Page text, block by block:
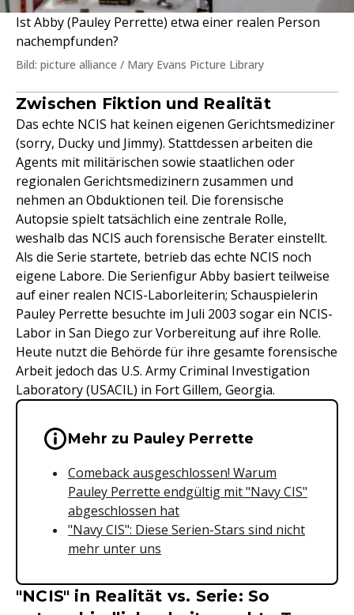
Ist Abby (Pauley Perrette) etwa einer realen Person
nachempfunden?
Bild: picture alliance / Mary Evans Picture Library
Zwischen Fiktion und Realität
Das echte NCIS hat keinen eigenen Gerichtsmediziner
(sorry, Ducky und Jimmy). Stattdessen arbeiten die
Agents mit militärischen sowie staatlichen oder
regionalen Gerichtsmedizinern zusammen und
nehmen an Obduktionen teil. Die forensische
Autopsie spielt tatsächlich eine zentrale Rolle,
weshalb das NCIS auch forensische Berater einstellt.
Als die Serie startete, betrieb das echte NCIS noch
eigene Labore. Die Serienfigur Abby basiert teilweise
auf einer realen NCIS-Laborleiterin; Schauspielerin
Pauley Perrette besuchte im Juli 2003 sogar ein NCIS-
Labor in San Diego zur Vorbereitung auf ihre Rolle.
Heute nutzt die Behörde für ihre gesamte forensische
Arbeit jedoch das U.S. Army Criminal Investigation
Laboratory (USACIL) in Fort Gillem, Georgia.
Wichtige Hinweise &
Mehr zu Pauley Perrette
Comeback ausgeschlossen! Warum
Pauley Perrette endgültig mit "Navy CIS"
abgeschlossen hat
"Navy CIS": Diese Serien-Stars sind nicht
mehr unter uns
"NCIS" in Realität vs. Serie: So